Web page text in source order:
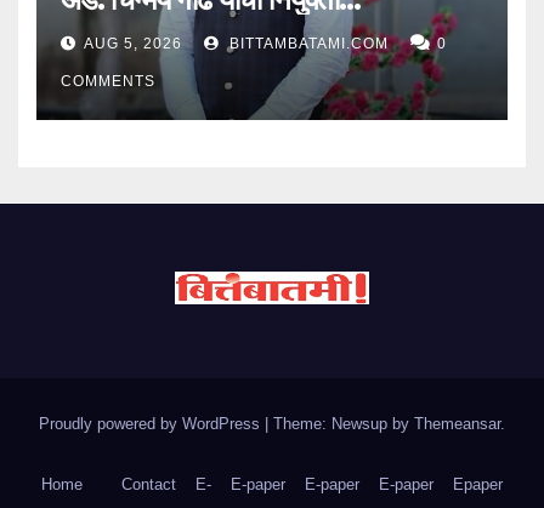
AUG 5, 2026 BITTAMBATAMI.COM 0
COMMENTS
Proudly powered by WordPress | Theme: Newsup by Themeansar.
Home Contact E- E-paper E-paper E-paper Epaper